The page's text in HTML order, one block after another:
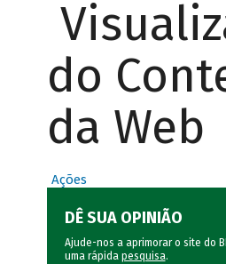
do
da Web
Ações
DÊ SUA OPINIÃO
Ajude-nos a aprimorar o site do
uma rápida pesquisa.